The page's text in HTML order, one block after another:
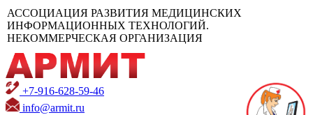
АССОЦИАЦИЯ РАЗВИТИЯ МЕДИЦИНСКИХ
ИНФОРМАЦИОННЫХ ТЕХНОЛОГИЙ.
НЕКОММЕРЧЕСКАЯ ОРГАНИЗАЦИЯ
+7-916-628-59-46
info@armit.ru